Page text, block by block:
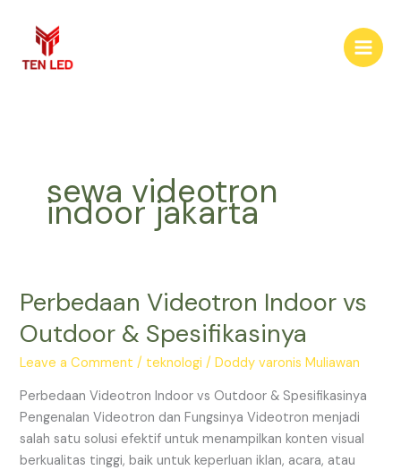
content
sewa videotron
indoor jakarta
Perbedaan Videotron Indoor vs
Outdoor & Spesifikasinya
Leave a Comment / teknologi /Doddy varonis Muliawan
Perbedaan Videotron Indoor vs Outdoor & Spesifikasinya
Pengenalan Videotron dan Fungsinya Videotron menjadi
salah satu solusi efektif untuk menampilkan konten visual
berkualitas tinggi, baik untuk keperluan iklan, acara, atau
Perbedaan
Indoor
vs
&
Spesifikasinya